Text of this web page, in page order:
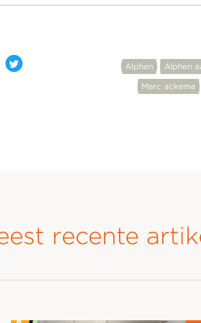
Alphen Alphen
Marc ackema
recente